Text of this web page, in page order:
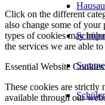
Click on the different
also change some of your
types of cookies may
the services we are able
Essential Website Cookies
These cookies are strictly
available through our